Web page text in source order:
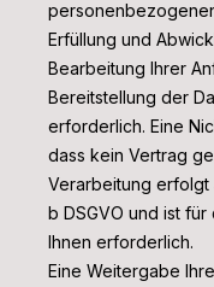
Erfüllung und
Bearbeitung Ihrer
Bereitstellung der
erforderlich. Eine
dass kein Vertrag
Verarbeitung erfolgt
b DSGVO und ist
Ihnen erforderlich.
Eine Weitergabe